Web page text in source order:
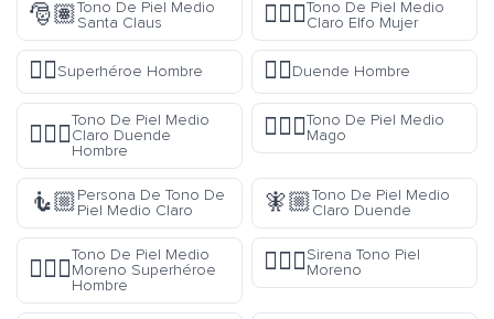
🎅🏽Tono De Piel Medio
Santa Claus
🧝🏼‍♀️Tono De Piel Medio
Claro Elfo Mujer
🦸‍♂️Superhéroe Hombre 🧚‍♂️Duende Hombre
🧚🏼‍♂️
Tono De Piel Medio
Claro Duende
Hombre
🧙🏽‍♂️Tono De Piel Medio
Mago
🧜🏼Persona De Tono De
Piel Medio Claro
🧚🏼Tono De Piel Medio
Claro Duende
🦸🏾‍♂️
Tono De Piel Medio
Moreno Superhéroe
Hombre
🧜🏿‍♀️Sirena Tono Piel
Moreno